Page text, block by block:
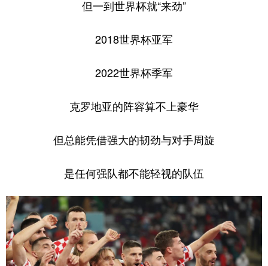
但一到世界杯就“来劲”
2018世界杯亚军
2022世界杯季军
克罗地亚的阵容算不上豪华
但总能凭借强大的韧劲与对手周旋
是任何强队都不能轻视的队伍